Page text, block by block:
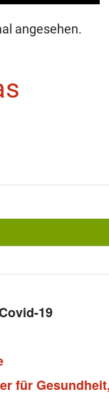
angesehen.
19
für